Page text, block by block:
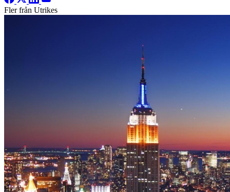
Fler från Utrikes